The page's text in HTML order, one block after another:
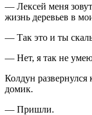
— Лексей меня
жизнь деревьев в
— Так это и ты
— Нет, я так не
Колдун развернулся
домик.
— Пришли.